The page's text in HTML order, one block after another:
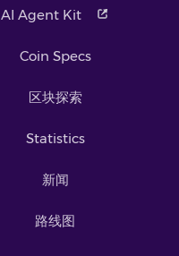
AI Agent Kit
Coin Specs
区块探索
Statistics
新闻
路线图